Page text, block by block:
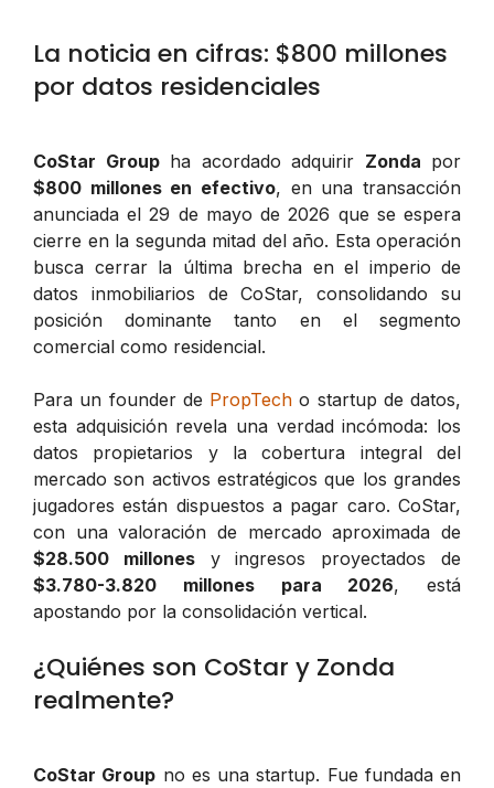
La noticia en cifras: $800 millones
por datos residenciales
CoStar Groupha acordado adquirir Zonda por
$800 millones en efectivo, en una transacción
anunciada el 29 de mayo de 2026 que se espera
cierre en la segunda mitad del año. Esta operación
busca cerrar la última brecha en el imperio de
datos inmobiliarios de CoStar, consolidando su
posición dominante tanto en el segmento
comercial como residencial.
Para un founder de PropTech o startup de datos,
esta adquisición revela una verdad incómoda: los
datos propietarios y la cobertura integral del
mercado son activos estratégicos que los grandes
jugadores están dispuestos a pagar caro. CoStar,
con una valoración de mercado aproximada de
$28.500 millonesy ingresos proyectados de
$3.780-3.820 millones para 2026, está
apostando por la consolidación vertical.
¿Quiénes son CoStar y Zonda
realmente?
CoStar Group no es una startup. Fue fundada en